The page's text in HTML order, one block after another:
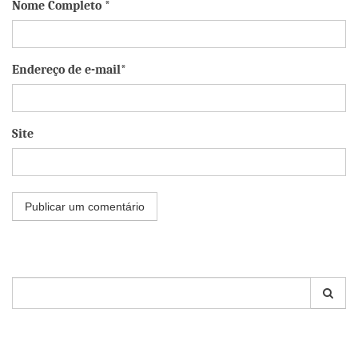
Nome Completo *
Endereço de e-mail*
Site
por: